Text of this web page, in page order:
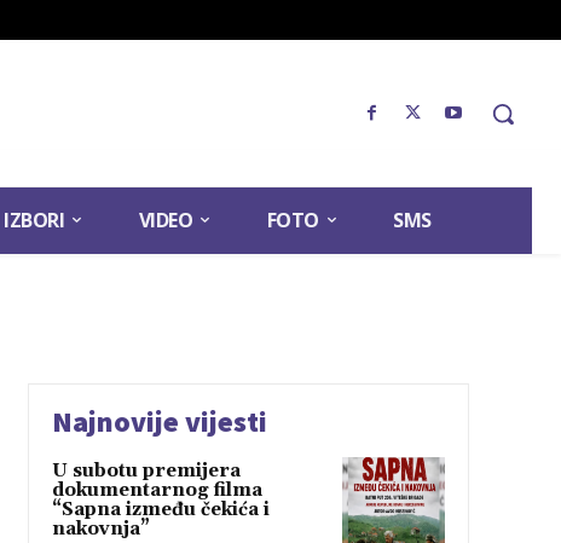
IZBORI VIDEO FOTO SMS
Najnovije vijesti
U subotu premijera
dokumentarnog filma
“Sapna između čekića i
nakovnja”